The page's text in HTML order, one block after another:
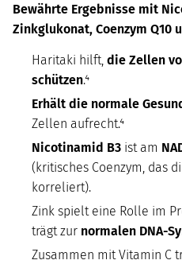
Bewährte Ergebnisse mit
Zinkglukonat, Coenzym Q10
Haritaki hilft, die Zellen
schützen.⁴
Erhält die normale
Zellen aufrecht.⁴
Nicotinamid B3 ist am
(kritisches Coenzym, das
korreliert).
Zink spielt eine Rolle im
trägt zur normalen DNA-
Zusammen mit Vitamin C